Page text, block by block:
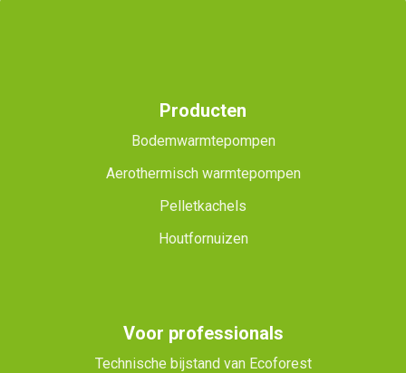
Producten
Bodemwarmtepompen
Aerothermisch warmtepompen
Pelletkachels
Houtfornuizen
Voor professionals
Technische bijstand van Ecoforest